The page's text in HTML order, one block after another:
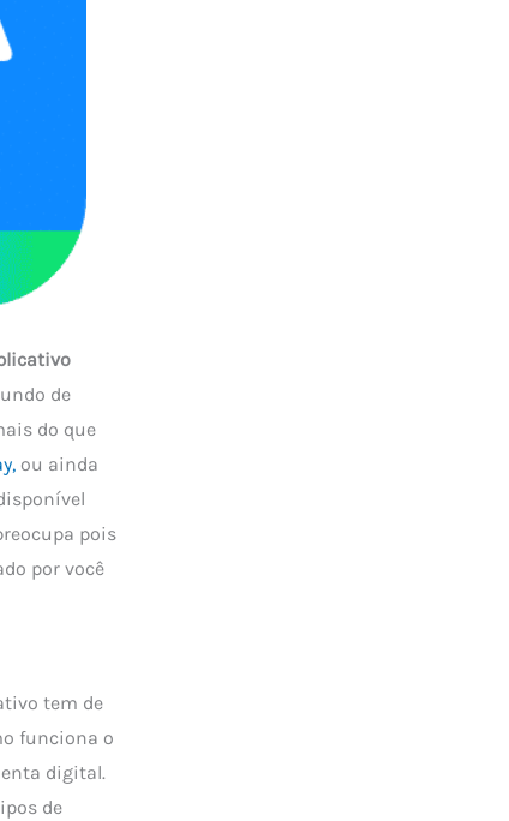
de
do que
ou ainda
pois
por você
tem de
funciona o
digital.
de